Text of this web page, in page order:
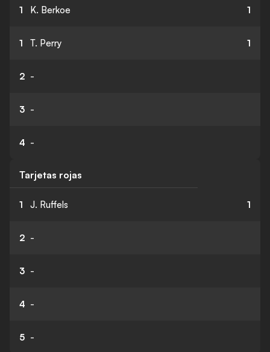
1 K. Berkoe 1
1 T. Perry 1
2 -
3 -
4 -
Tarjetas rojas
1 J. Ruffels 1
2 -
3 -
4 -
5 -